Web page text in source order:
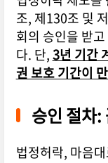
조, 제130조 및
회의 승인을 받
다. 단,3년 기간
권 보호 기간이
승인 절차:
법정허락, 마음